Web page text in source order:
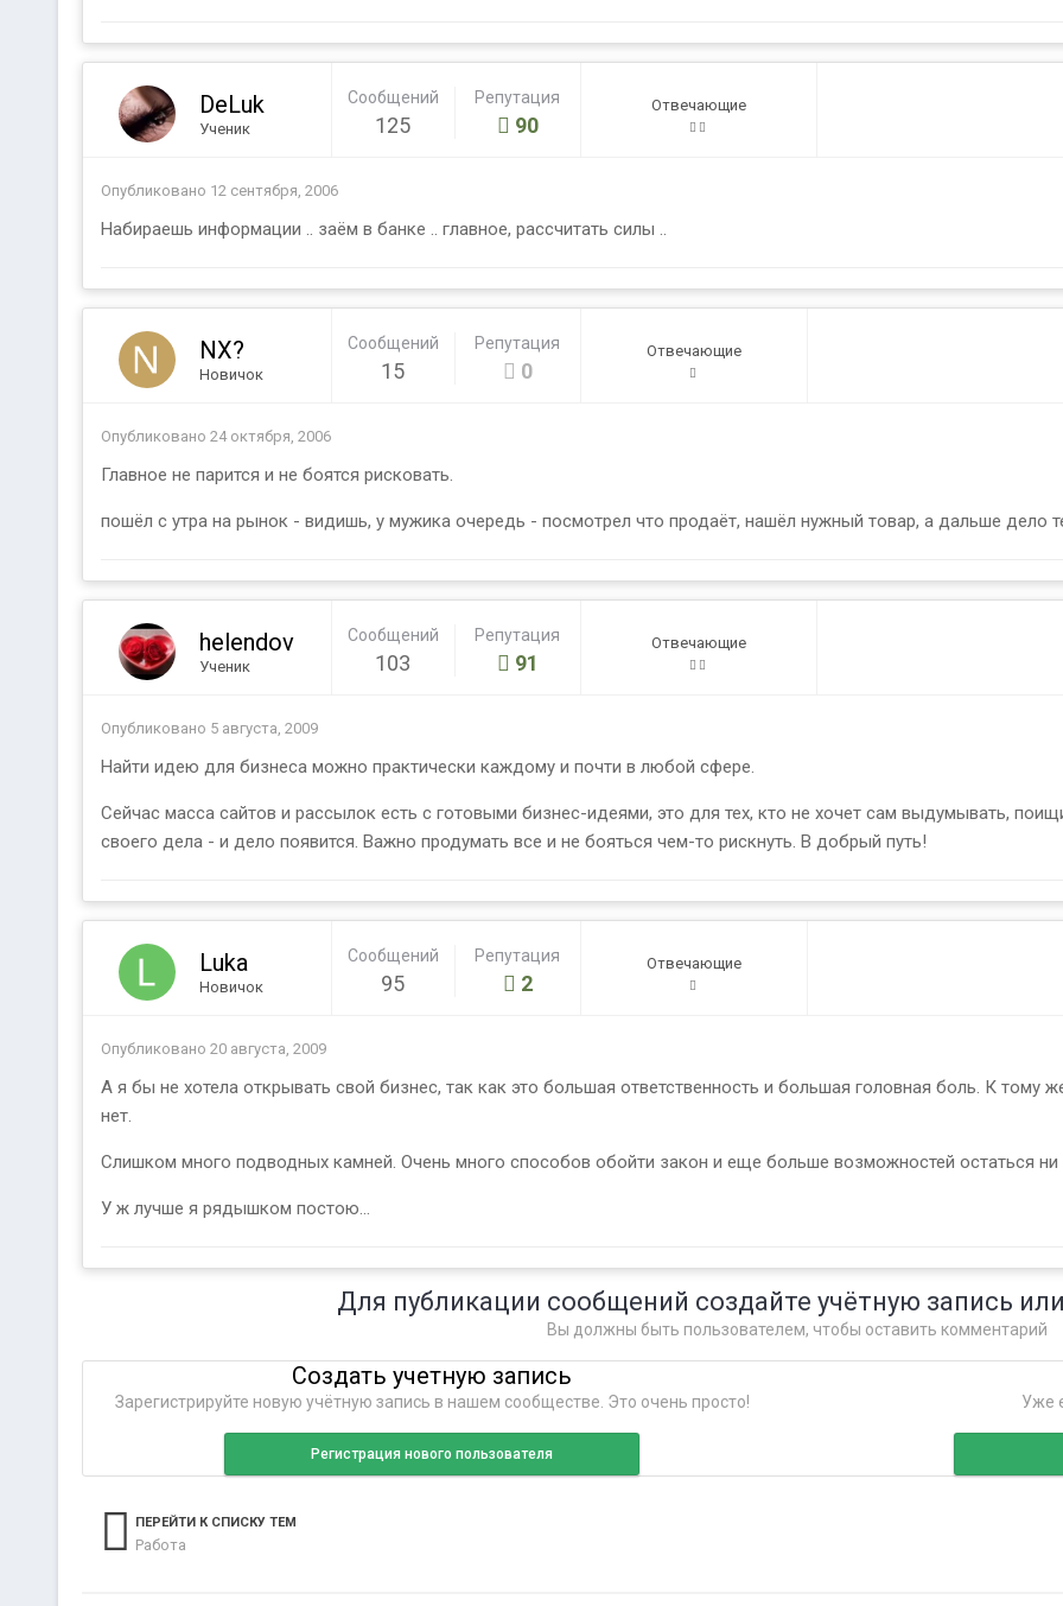
DeLuk
Ученик
Сообщений
125
Репутация
90
Отвечающие
Опубликовано 12 сентября, 2006
Набираешь информации .. заём в банке .. главное, рассчитать силы ..
NX?
Новичок
Сообщений
15
Репутация
0
Отвечающие
Опубликовано 24 октября, 2006
Главное не парится и не боятся рисковать.
пошёл с утра на рынок - видишь, у мужика очередь - посмотрел что продаёт, нашёл нужный товар, а дальше дело
helendov
Ученик
Сообщений
103
Репутация
91
Отвечающие
Опубликовано 5 августа, 2009
Найти идею для бизнеса можно практически каждому и почти в любой сфере.
Сейчас масса сайтов и рассылок есть с готовыми бизнес-идеями, это для тех, кто не хочет сам выдумывать,
своего дела - и дело появится. Важно продумать все и не бояться чем-то рискнуть. В добрый путь!
Luka
Новичок
Сообщений
95
Репутация
2
Отвечающие
Опубликовано 20 августа, 2009
А я бы не хотела открывать свой бизнес, так как это большая ответственность и большая головная боль. К тому
нет.
Слишком много подводных камней. Очень много способов обойти закон и еще больше возможностей остаться ни
У ж лучше я рядышком постою...
Для публикации сообщений создайте учётную запись
Вы должны быть пользователем, чтобы оставить комментарий
Создать учетную запись
Зарегистрируйте новую учётную запись в нашем сообществе. Это очень просто!
Регистрация нового пользователя
Уже
ПЕРЕЙТИ К СПИСКУ ТЕМ
Работа